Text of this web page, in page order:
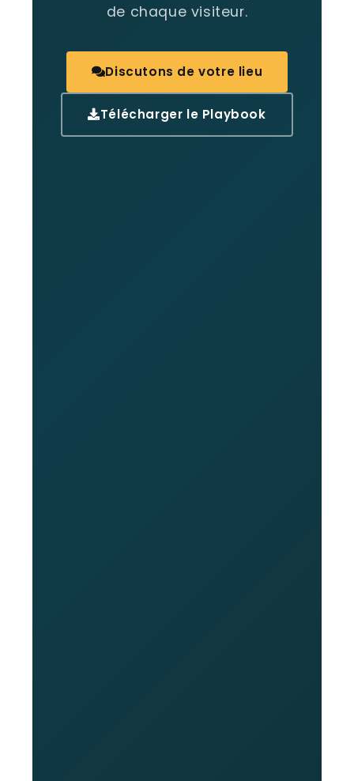
de chaque visiteur.
Discutons de votre lieu
Télécharger le Playbook